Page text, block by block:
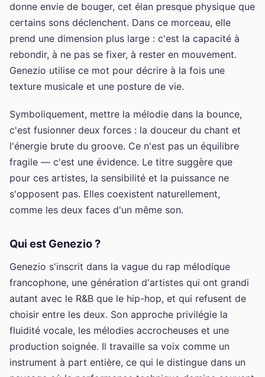
donne envie de bouger, cet élan presque physique que
certains sons déclenchent. Dans ce morceau, elle
prend une dimension plus large : c'est la capacité à
rebondir, à ne pas se fixer, à rester en mouvement.
Genezio utilise ce mot pour décrire à la fois une
texture musicale et une posture de vie.
Symboliquement, mettre la mélodie dans la bounce,
c'est fusionner deux forces : la douceur du chant et
l'énergie brute du groove. Ce n'est pas un équilibre
fragile — c'est une évidence. Le titre suggère que
pour ces artistes, la sensibilité et la puissance ne
s'opposent pas. Elles coexistent naturellement,
comme les deux faces d'un même son.
Qui est Genezio ?
Genezio s'inscrit dans la vague du rap mélodique
francophone, une génération d'artistes qui ont grandi
autant avec le R&B que le hip-hop, et qui refusent de
choisir entre les deux. Son approche privilégie la
fluidité vocale, les mélodies accrocheuses et une
production soignée. Il travaille sa voix comme un
instrument à part entière, ce qui le distingue dans un